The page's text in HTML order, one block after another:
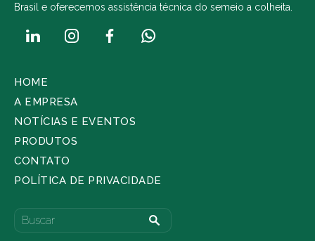
Brasil e oferecemos assistência técnica do semeio a colheita.
HOME
A EMPRESA
NOTÍCIAS E EVENTOS
PRODUTOS
CONTATO
POLÍTICA DE PRIVACIDADE